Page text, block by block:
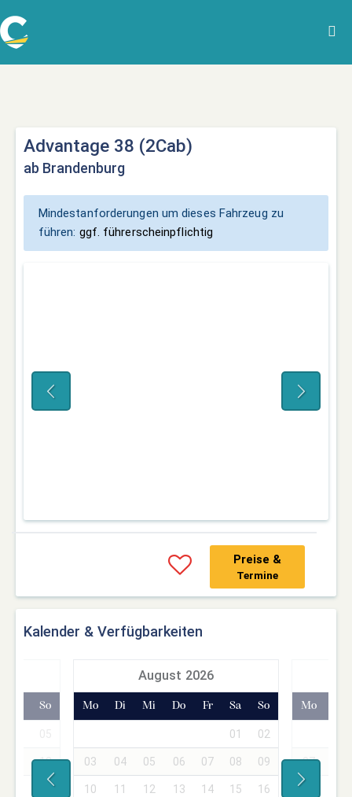
Advantage 38 (2Cab)
ab Brandenburg
Mindestanforderungen um dieses Fahrzeug zu
führen: ggf. führerscheinpflichtig
Preise &
Termine
Kalender & Verfügbarkeiten
So
12
19
August 2026
Mo Di Mi Do Fr Sa So
01 02
03 04 05 06 07 08 09
10 11 12 13 14 15 16
Mo
07